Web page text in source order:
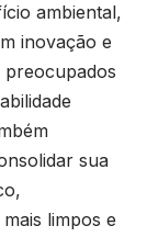
ambiental,
inovação e
preocupados
sua
limpos e